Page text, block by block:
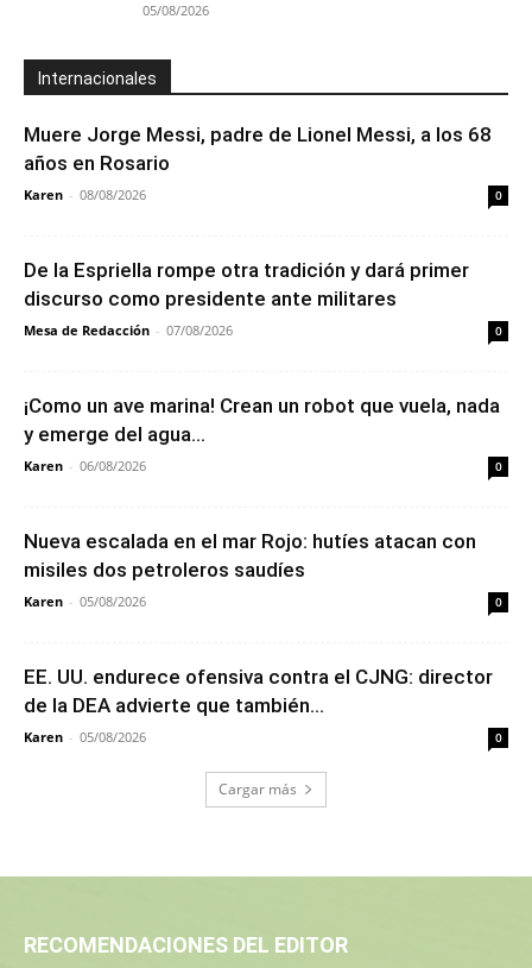
05/08/2026
Internacionales
Muere Jorge Messi, padre de Lionel Messi, a los 68
años en Rosario
Karen - 08/08/2026 0
De la Espriella rompe otra tradición y dará primer
discurso como presidente ante militares
Mesa de Redacción - 07/08/2026 0
¡Como un ave marina! Crean un robot que vuela, nada
y emerge del agua...
Karen - 06/08/2026 0
Nueva escalada en el mar Rojo: hutíes atacan con
misiles dos petroleros saudíes
Karen - 05/08/2026 0
EE. UU. endurece ofensiva contra el CJNG: director
de la DEA advierte que también...
Karen - 05/08/2026 0
Cargar más
RECOMENDACIONES DEL EDITOR